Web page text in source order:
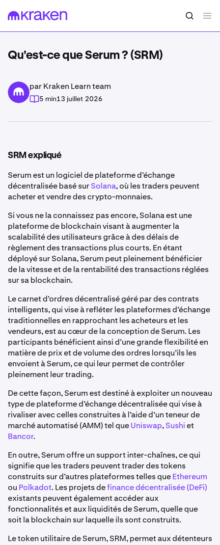
Qu'est-ce que Serum ? (SRM)
par Kraken Learn team
5 min13 juillet 2026
SRM expliqué
Serum est un logiciel de plateforme d’échange
décentralisée basé surSolana, où les traders peuvent
acheter et vendre des crypto-monnaies.
Si vous ne la connaissez pas encore, Solana est une
plateforme de blockchain visant à augmenter la
scalabilité des utilisateurs grâce à des délais de
règlement des transactions plus courts. En étant
déployé sur Solana, Serum peut pleinement bénéficier
de la vitesse et de la rentabilité des transactions réglées
sur sa blockchain.
Le carnet d’ordres décentralisé géré par des contrats
intelligents, qui vise à refléter les plateformes d’échange
traditionnelles en rapprochant les acheteurs et les
vendeurs, est au cœur de la conception de Serum. Les
participants bénéficient ainsi d’une grande flexibilité en
matière de prix et de volume des ordres lorsqu’ils les
envoient à Serum, ce qui leur permet de contrôler
pleinement leur trading.
De cette façon, Serum est destiné à exploiter un nouveau
type de plateforme d’échange décentralisée qui vise à
rivaliser avec celles construites à l’aide d’un teneur de
marché automatisé (AMM) tel queUniswap,Sushiet
Bancor.
En outre, Serum offre un support inter-chaînes, ce qui
signifie que les traders peuvent trader des tokens
construits sur d’autres plateformes telles queEthereum
ou Polkadot. Les projets definance décentralisée (DeFi)
existants peuvent également accéder aux
fonctionnalités et aux liquidités de Serum, quelle que
soit la blockchain sur laquelle ils sont construits.
Le token utilitaire de Serum, SRM, permet aux détenteurs